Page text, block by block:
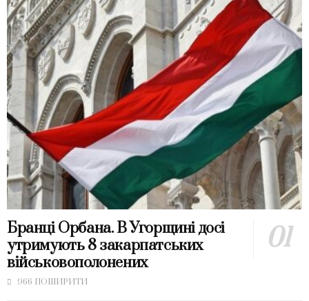
Бранці Орбана. В Угорщині досі
утримують 8 закарпатських
військовополонених
966 ПОШИРИТИ